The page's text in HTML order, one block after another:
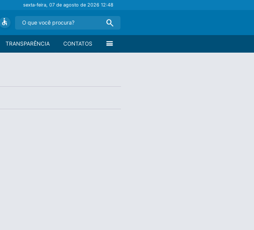
sexta-feira, 07 de agosto de 202612:48
Accessible Search
menu
CONTATOS
TRANSPARÊNCIA